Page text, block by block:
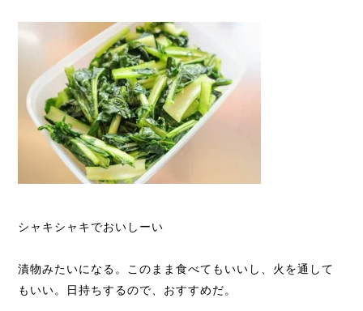
シャキシャキでおいしーい
漬物みたいになる。このまま食べてもいいし、火を通して
もいい。日持ちするので、おすすめだ。